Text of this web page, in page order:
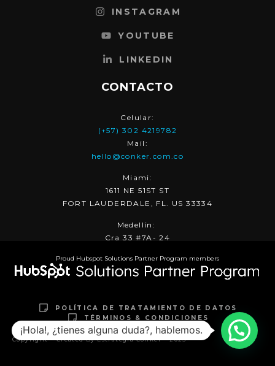
INSTAGRAM
YOUTUBE
LINKEDIN
CONTACTO
Celular:
(+57) 302 4219782
Mail:
hello@conker.com.co
Miami:
1611 NE 51ST ST
FORT LAUDERDALE, FL. US 33334
Medellín:
Cra 33 #7A- 24
Proud Hubspot Solutions Partner Program members
POLÍTICA DE TRATAMIENTO DE DATOS
TÉRMINOS & CONDICIONES
Copyright – Created By Estrategia Conker – 2025
¡Hola!, ¿tienes alguna duda?, hablemos.